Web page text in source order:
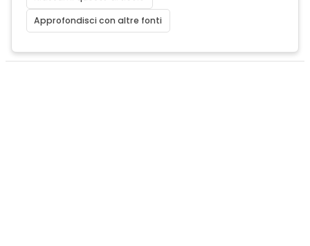
Approfondisci con altre fonti